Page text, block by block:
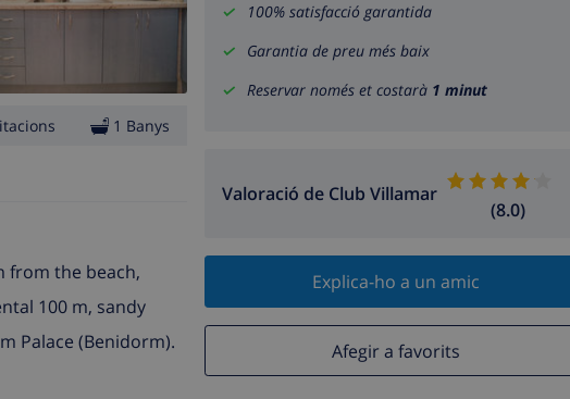
100% satisfacció garantida
Garantia de preu més baix
Reservar només et costarà 1 minut
Valoració de Club Villamar
(8.0)
Explica-ho a un amic
Afegir a favorits
1 Banys
from the beach,
100 m, sandy
Palace (Benidorm).